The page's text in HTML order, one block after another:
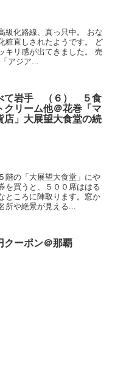
級化路線、真っ只中。 おな
粧直しされたようです。 ど
キリ感が出てきました。 売
アジア...
て岩手 （６） ５食
クリーム他＠花巻「マ
店」大展望大食堂の続
階の「大展望大食堂」にや
、５００席ははる
ところに陣取ります。窓か
所や絶景が見える...
クーポン＠那覇